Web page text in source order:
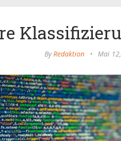
ByRedaktion • Mai